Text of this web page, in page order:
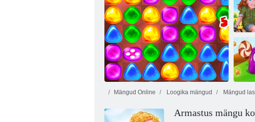
Match Animal
Mängud Online Loogika mängud Mängud
Armastus mängu